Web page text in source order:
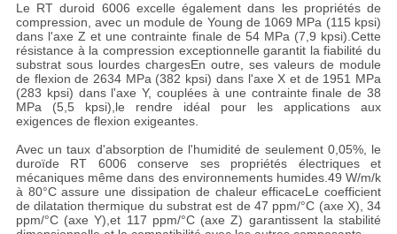
Le RT duroid 6006 excelle également dans les propriétés de
compression, avec un module de Young de 1069 MPa (115 kpsi)
dans l'axe Z et une contrainte finale de 54 MPa (7,9 kpsi).Cette
résistance à la compression exceptionnelle garantit la fiabilité du
substrat sous lourdes chargesEn outre, ses valeurs de module
de flexion de 2634 MPa (382 kpsi) dans l'axe X et de 1951 MPa
(283 kpsi) dans l'axe Y, couplées à une contrainte finale de 38
MPa (5,5 kpsi),le rendre idéal pour les applications aux
exigences de flexion exigeantes.
Avec un taux d'absorption de l'humidité de seulement 0,05%, le
duroïde RT 6006 conserve ses propriétés électriques et
mécaniques même dans des environnements humides.49 W/m/k
à 80°C assure une dissipation de chaleur efficaceLe coefficient
de dilatation thermique du substrat est de 47 ppm/°C (axe X), 34
ppm/°C (axe Y),et 117 ppm/°C (axe Z) garantissent la stabilité